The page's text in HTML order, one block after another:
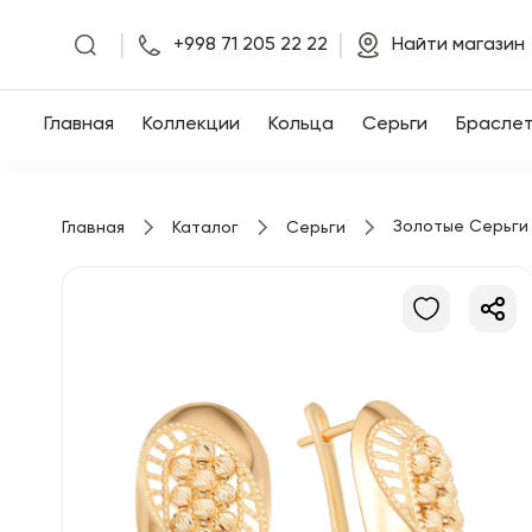
Главная
+998 71 205 22 22 Найти магазин
Главная Коллекции Кольца Серьги
Главная Каталог Серьги Золотые Серьги